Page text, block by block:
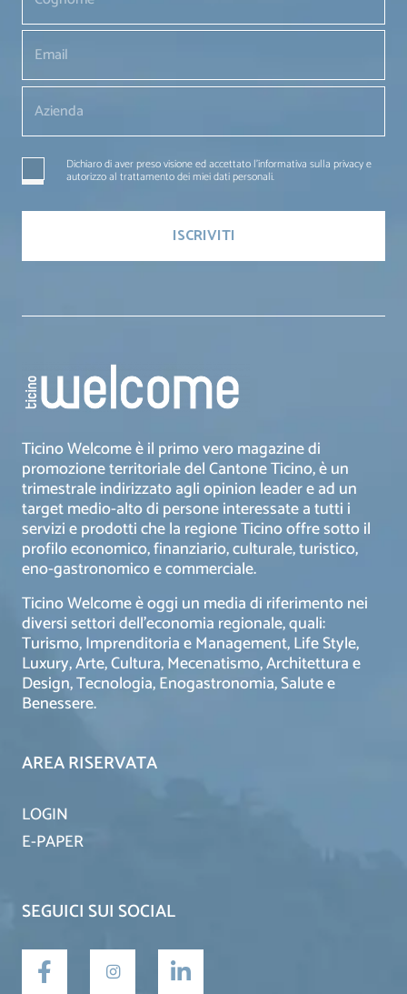
Dichiaro di aver preso visione ed accettato l'informativa sulla privacy e
autorizzo al trattamento dei miei dati personali.
Ticino Welcome è il primo vero magazine di
promozione territoriale del Cantone Ticino, è un
trimestrale indirizzato agli opinion leader e ad un
target medio-alto di persone interessate a tutti i
servizi e prodotti che la regione Ticino offre sotto il
profilo economico, finanziario, culturale, turistico,
eno-gastronomico e commerciale.
Ticino Welcome è oggi un media di riferimento nei
diversi settori dell’economia regionale, quali:
Turismo, Imprenditoria e Management, Life Style,
Luxury, Arte, Cultura, Mecenatismo, Architettura e
Design, Tecnologia, Enogastronomia, Salute e
Benessere.
AREA RISERVATA
LOGIN
E-PAPER
SEGUICI SUI SOCIAL